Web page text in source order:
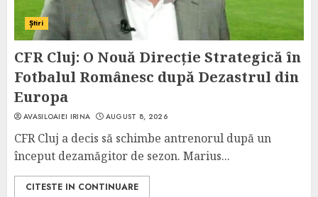
Știri
CFR Cluj: O Nouă Direcție Strategică în
Fotbalul Românesc după Dezastrul din
Europa
AVASILOAIEI IRINA AUGUST 8, 2026
CFR Cluj a decis să schimbe antrenorul după un
început dezamăgitor de sezon. Marius...
CITESTE IN CONTINUARE